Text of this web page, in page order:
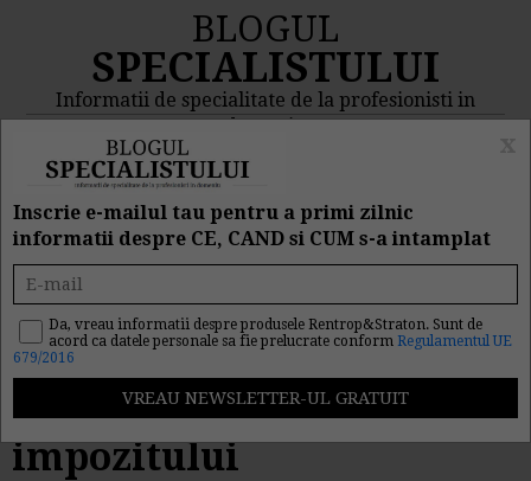
BLOGUL
SPECIALISTULUI
Informatii de specialitate de la profesionisti in
domeniu
MENIU
In atentia
microintreprinderilor!
Pana pe 25 aprilie trebuie
platita prima transa a
impozitului
Inscrie e-mailul tau pentru a primi zilnic
informatii despre CE, CAND si CUM s-a intamplat
Da, vreau informatii despre produsele Rentrop&Straton. Sunt de
acord ca datele personale sa fie prelucrate conform Regulamentul UE
679/2016